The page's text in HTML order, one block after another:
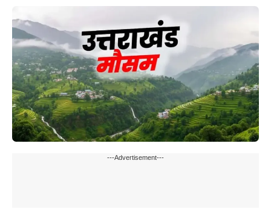
---Advertisement---